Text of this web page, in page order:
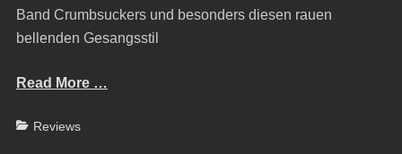
Band Crumbsuckers und besonders diesen rauen
bellenden Gesangsstil
Read More …
Categories
Reviews